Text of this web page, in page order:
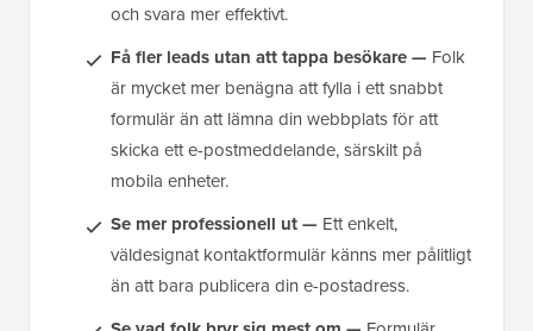
och svara mer effektivt.
Få fler leads utan att tappa besökare — Folk
är mycket mer benägna att fylla i ett snabbt
formulär än att lämna din webbplats för att
skicka ett e-postmeddelande, särskilt på
mobila enheter.
Se mer professionell ut — Ett enkelt,
väldesignat kontaktformulär känns mer pålitligt
än att bara publicera din e-postadress.